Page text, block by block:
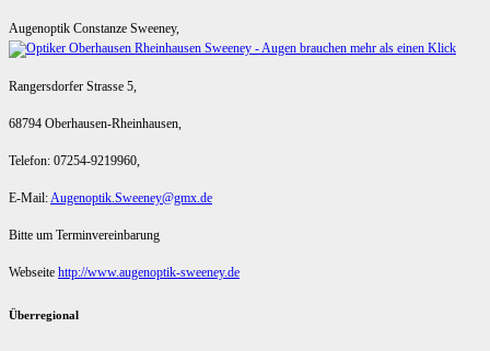
Augenoptik Constanze Sweeney,
Rangersdorfer Strasse 5,
68794 Oberhausen-Rheinhausen,
Telefon: 07254-9219960,
E-Mail:Augenoptik.Sweeney@gmx.de
Bitte um Terminvereinbarung
Webseite http://www.augenoptik-sweeney.de
Überregional